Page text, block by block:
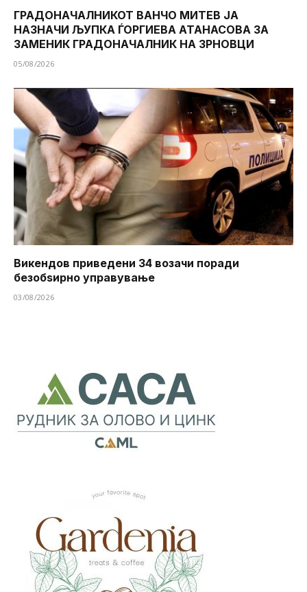
ГРАДОНАЧАЛНИКОТ ВАНЧО МИТЕВ ЈА
НАЗНАЧИ ЉУПКА ЃОРГИЕВА АТАНАСОВА ЗА
ЗАМЕНИК ГРАДОНАЧАЛНИК НА ЗРНОВЦИ
05/08/2026
Викендов приведени 34 возачи поради
безобѕирно управување
03/08/2026